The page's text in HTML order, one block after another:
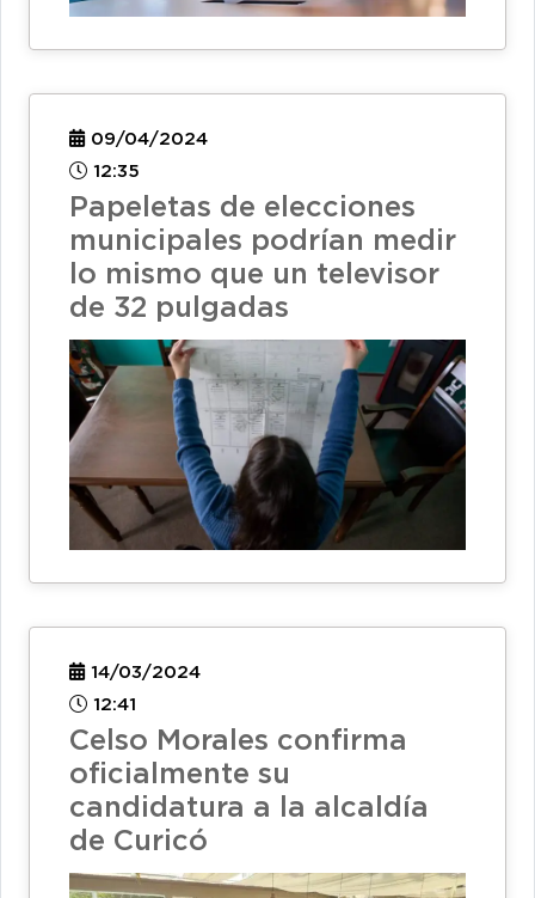
09/04/2024
12:35
Papeletas de elecciones
municipales podrían medir
lo mismo que un televisor
de 32 pulgadas
14/03/2024
12:41
Celso Morales confirma
oficialmente su
candidatura a la alcaldía
de Curicó